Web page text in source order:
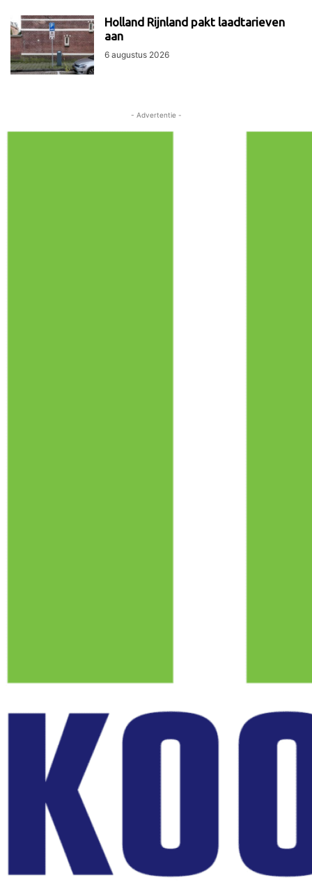
Holland Rijnland pakt laadtarieven
aan
6 augustus 2026
- Advertentie -